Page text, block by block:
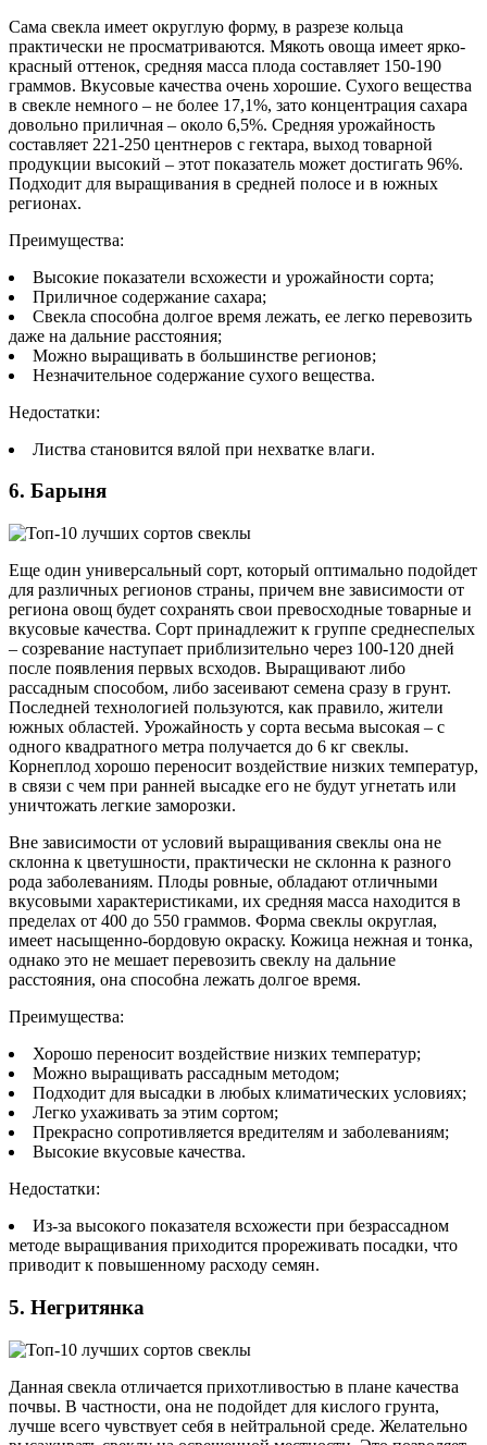
Сама свекла имеет округлую форму, в разрезе кольца
практически не просматриваются. Мякоть овоща имеет ярко-
красный оттенок, средняя масса плода составляет 150-190
граммов. Вкусовые качества очень хорошие. Сухого вещества
в свекле немного – не более 17,1%, зато концентрация сахара
довольно приличная – около 6,5%. Средняя урожайность
составляет 221-250 центнеров с гектара, выход товарной
продукции высокий – этот показатель может достигать 96%.
Подходит для выращивания в средней полосе и в южных
регионах.
Преимущества:
Высокие показатели всхожести и урожайности сорта;
Приличное содержание сахара;
Свекла способна долгое время лежать, ее легко перевозить
даже на дальние расстояния;
Можно выращивать в большинстве регионов;
Незначительное содержание сухого вещества.
Недостатки:
Листва становится вялой при нехватке влаги.
6. Барыня
Еще один универсальный сорт, который оптимально подойдет
для различных регионов страны, причем вне зависимости от
региона овощ будет сохранять свои превосходные товарные и
вкусовые качества. Сорт принадлежит к группе среднеспелых
– созревание наступает приблизительно через 100-120 дней
после появления первых всходов. Выращивают либо
рассадным способом, либо засеивают семена сразу в грунт.
Последней технологией пользуются, как правило, жители
южных областей. Урожайность у сорта весьма высокая – с
одного квадратного метра получается до 6 кг свеклы.
Корнеплод хорошо переносит воздействие низких температур,
в связи с чем при ранней высадке его не будут угнетать или
уничтожать легкие заморозки.
Вне зависимости от условий выращивания свеклы она не
склонна к цветушности, практически не склонна к разного
рода заболеваниям. Плоды ровные, обладают отличными
вкусовыми характеристиками, их средняя масса находится в
пределах от 400 до 550 граммов. Форма свеклы округлая,
имеет насыщенно-бордовую окраску. Кожица нежная и тонка,
однако это не мешает перевозить свеклу на дальние
расстояния, она способна лежать долгое время.
Преимущества:
Хорошо переносит воздействие низких температур;
Можно выращивать рассадным методом;
Подходит для высадки в любых климатических условиях;
Легко ухаживать за этим сортом;
Прекрасно сопротивляется вредителям и заболеваниям;
Высокие вкусовые качества.
Недостатки:
Из-за высокого показателя всхожести при безрассадном
методе выращивания приходится прореживать посадки, что
приводит к повышенному расходу семян.
5. Негритянка
Данная свекла отличается прихотливостью в плане качества
почвы. В частности, она не подойдет для кислого грунта,
лучше всего чувствует себя в нейтральной среде. Желательно